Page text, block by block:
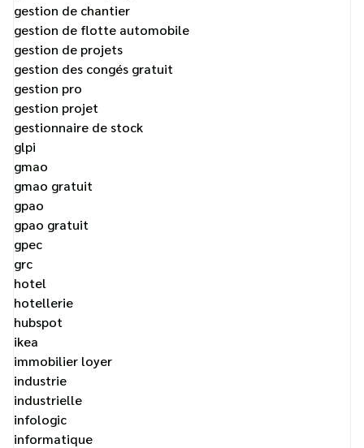
gestion de chantier
gestion de flotte automobile
gestion de projets
gestion des congés gratuit
gestion pro
gestion projet
gestionnaire de stock
glpi
gmao
gmao gratuit
gpao
gpao gratuit
gpec
grc
hotel
hotellerie
hubspot
ikea
immobilier loyer
industrie
industrielle
infologic
informatique